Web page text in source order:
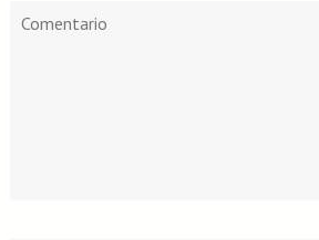
Comentario